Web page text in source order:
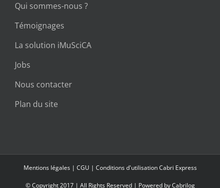
Qui sommes-nous ?
Témoignages
La solution iMuSciCA
Jobs
Nous contacter
Plan du site
Mentions légales| CGU | Conditions d'utilisation Cabri Express
© Copyright 2017| All Rights Reserved | Powered byCabrilog